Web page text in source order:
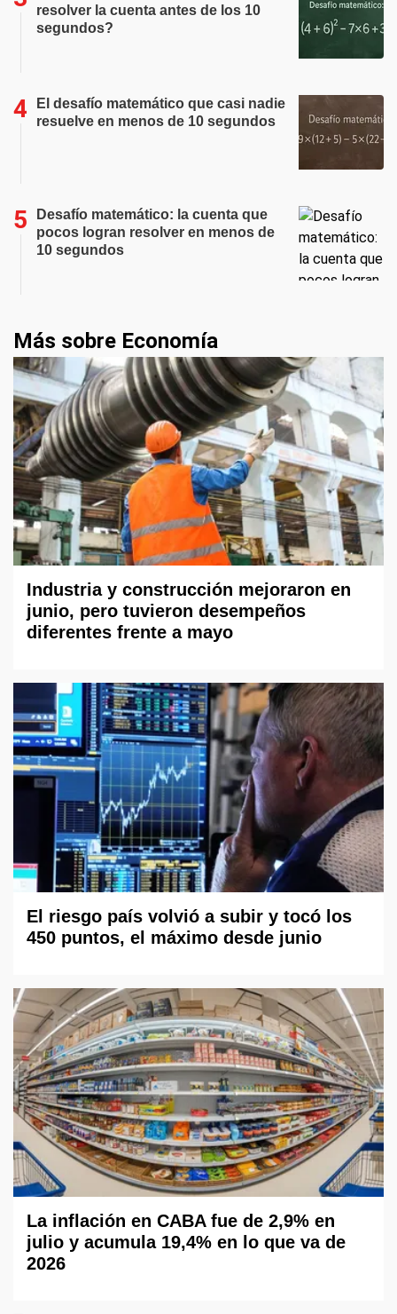
resolver la cuenta antes de los 10
segundos?
El desafío matemático que casi nadie
resuelve en menos de 10 segundos
Desafío matemático: la cuenta que
pocos logran resolver en menos de
10 segundos
Más sobre Economía
Industria y construcción mejoraron en
junio, pero tuvieron desempeños
diferentes frente a mayo
El riesgo país volvió a subir y tocó los
450 puntos, el máximo desde junio
La inflación en CABA fue de 2,9% en
julio y acumula 19,4% en lo que va de
2026